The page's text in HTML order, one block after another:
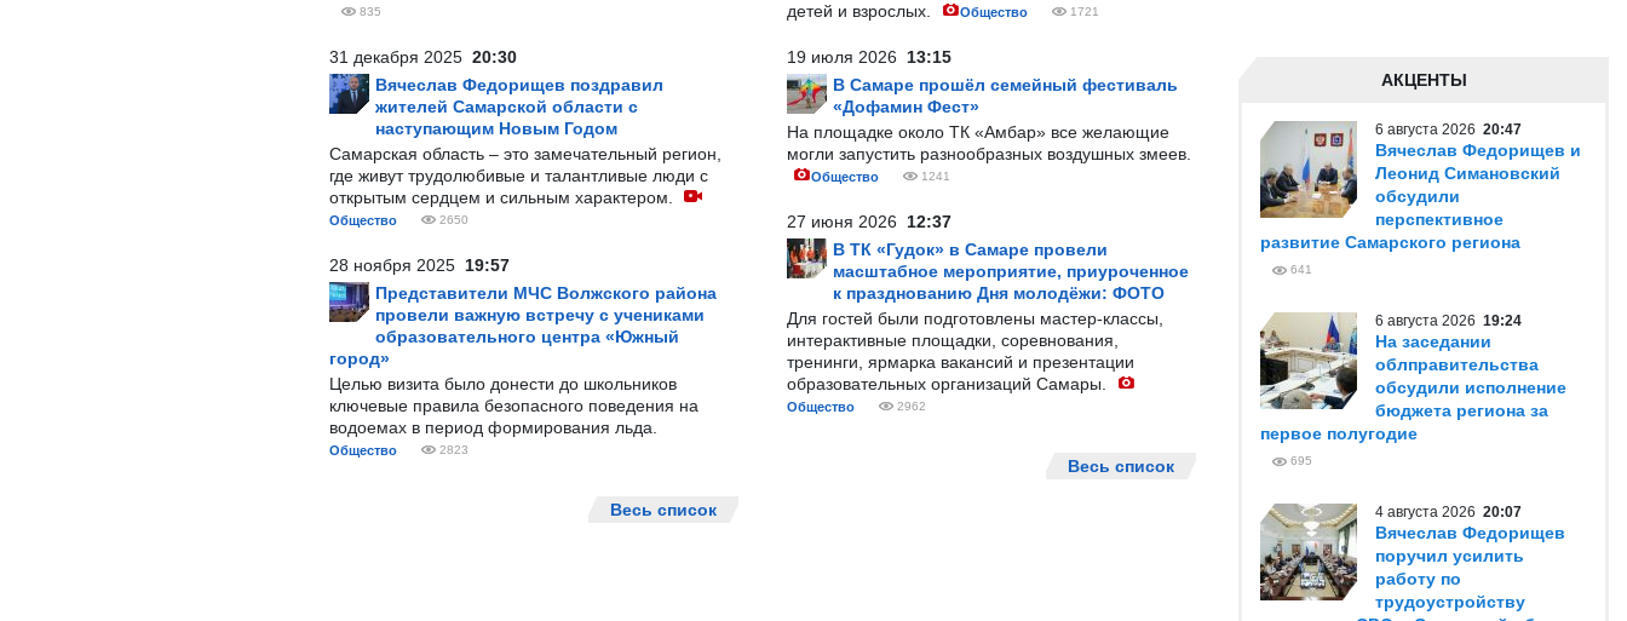
835
31 декабря 2025 20:30
Вячеслав Федорищев поздравил
жителей Самарской области с
наступающим Новым Годом
Самарская область – это замечательный регион,
где живут трудолюбивые и талантливые люди с
открытым сердцем и сильным характером.
Общество 2650
28 ноября 2025 19:57
Представители МЧС Волжского района
провели важную встречу с учениками
образовательного центра «Южный
город»
Целью визита было донести до школьников
ключевые правила безопасного поведения на
водоемах в период формирования льда.
Общество 2823
Весь список
детей и взрослых.
Общество 1721
19 июля 2026 13:15
В Самаре прошёл семейный фестиваль
«Дофамин Фест»
На площадке около ТК «Амбар» все желающие
могли запустить разнообразных воздушных змеев.
Общество 1241
27 июня 2026 12:37
В ТК «Гудок» в Самаре провели
масштабное мероприятие, приуроченное
к празднованию Дня молодёжи: ФОТО
Для гостей были подготовлены мастер-классы,
интерактивные площадки, соревнования,
тренинги, ярмарка вакансий и презентации
образовательных организаций Самары.
Общество 2962
Весь список
АКЦЕНТЫ
6 августа 2026 20:47
Вячеслав Федорищев и
Леонид Симановский
обсудили
перспективное
развитие Самарского региона
641
6 августа 2026 19:24
На заседании
облправительства
обсудили исполнение
бюджета региона за
первое полугодие
695
4 августа 2026 20:07
Вячеслав Федорищев
поручил усилить
работу по
трудоустройству